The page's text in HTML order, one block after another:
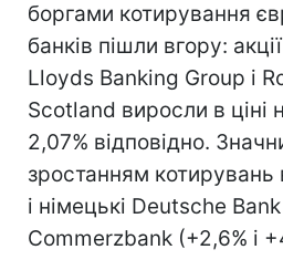
боргами котирування
банків пішли вгору:
Lloyds Banking Group і
Scotland виросли в ціні
2,07% відповідно.
зростанням котирувань
і німецькі Deutsche Bank
Commerzbank (+2,6% і